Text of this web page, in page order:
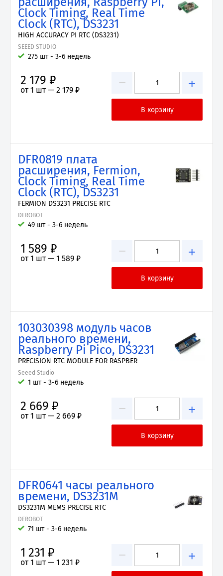
Clock Timing, Real Time
Clock (RTC), DS3231
HIGH ACCURACY PI RTC (DS3231)
SEEED STUDIO
275 шт - 3-6 недель
− +
2 179 ₽
от 1 шт — 2 179 ₽
DFR0819 плата
расширения, Fermion,
Clock Timing, Real Time
Clock (RTC), DS3231
FERMION DS3231 PRECISE RTC
DFROBOT
49 шт - 3-6 недель
− +
1 589 ₽
от 1 шт — 1 589 ₽
103030398 модуль часов
реального времени,
Raspberry Pi Pico, DS3231
PRECISION RTC MODULE FOR RASPBER
Seeed Studio
1 шт - 3-6 недель
− +
2 669 ₽
от 1 шт — 2 669 ₽
DFR0641 часы реального
времени, DS3231M
DS3231M MEMS PRECISE RTC
DFROBOT
71 шт - 3-6 недель
− +
1 231 ₽
от 1 шт — 1 231 ₽